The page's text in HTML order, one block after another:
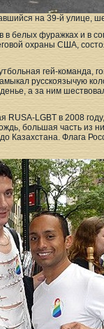
на 39-й улице,
в белых фуражках и в
охраны США,
гей-команда,
русскоязычую
а за ним
LGBT в 2008
большая часть из
Казахстана. Флага